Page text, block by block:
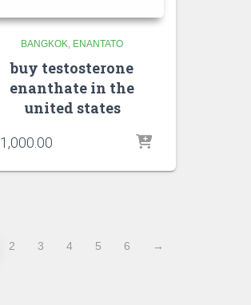
BANGKOK ENANTATO
buy testosterone
enanthate in the
united states
1,000.00
2 3 4 5 6 →